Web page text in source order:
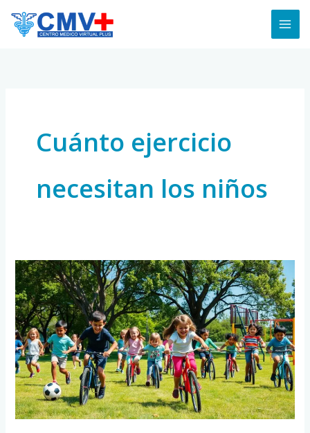
Cuánto ejercicio
necesitan los niños
Deporte
y
Actividad
Física
en
Niños:
¿Cuánto
es
lo